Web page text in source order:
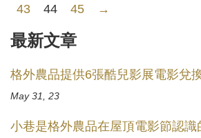
43
44 45 →
最新文章
格外農品提供6張酷兒影展電影兌
May 31, 23
小巷是格外農品在屋頂電影節認